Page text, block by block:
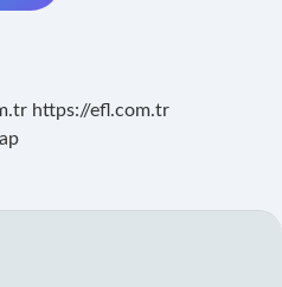
https://efl.com.tr